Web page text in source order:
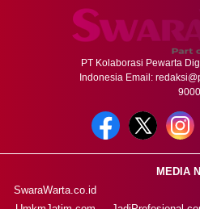
PT Kolaborasi Pewarta
Indonesia Email:
MEDIA
SwaraWarta.co.id